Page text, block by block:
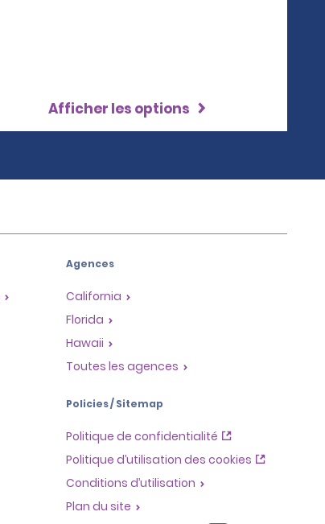
Afficher les options
Agences
California
Florida
Hawaii
Toutes les agences
Policies / Sitemap
Politique de confidentialité
Politique d’utilisation des cookies
Conditions d’utilisation
Plan du site